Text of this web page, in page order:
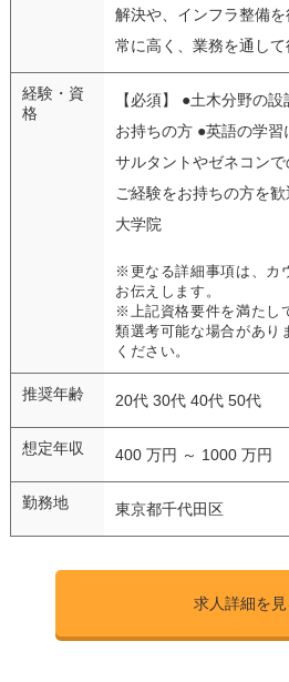
解決や、インフラ整備
常に高く、業務を通して
経験・資
格
【必須】 ●土木分野の
お持ちの方 ●英語の学
サルタントやゼネコン
ご経験をお持ちの方を
大学院
※更なる詳細事項は、カ
お伝えします。
※上記資格要件を満たし
類選考可能な場合があり
ください。
推奨年齢 20代 30代 40代 50代
想定年収 400 万円 ～ 1000 万円
勤務地 東京都千代田区
求人詳細を見